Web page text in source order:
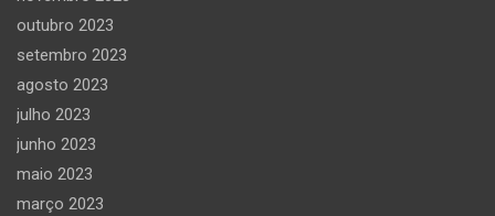
outubro 2023
setembro 2023
agosto 2023
julho 2023
junho 2023
maio 2023
março 2023